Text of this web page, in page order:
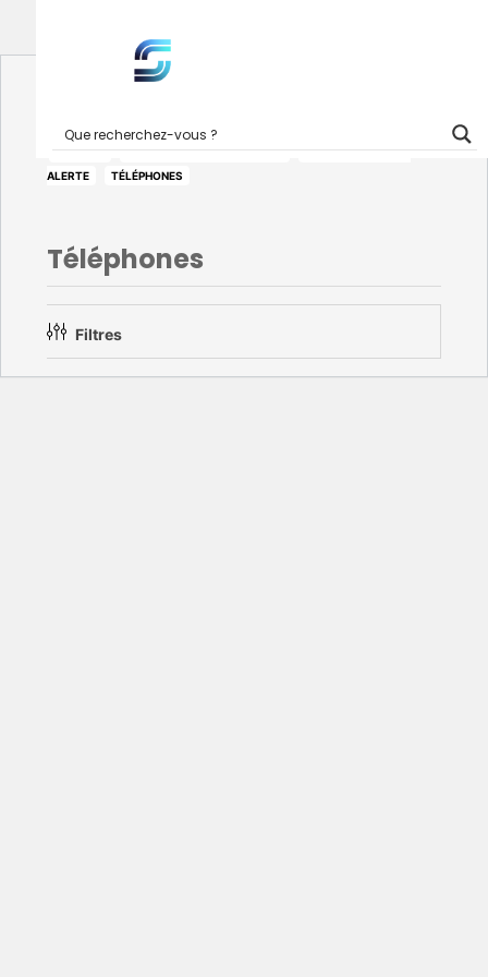
ACCUEIL TÉLÉPHONIE ET ASSISTANCE
MOBILE SECURE ET
ALERTE
TÉLÉPHONES
Téléphones
Filtres